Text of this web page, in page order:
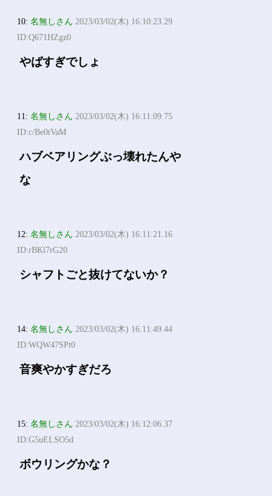
10:名無しさん 2023/03/02(木) 16:10:23.29
ID:Q671HZgz0
やばすぎでしょ
11:名無しさん 2023/03/02(木) 16:11:09.75
ID:c/Be0tVaM
ハブベアリングぶっ壊れたんや
な
12:名無しさん 2023/03/02(木) 16:11:21.16
ID:rBKl7rG20
シャフトごと抜けてないか？
14:名無しさん 2023/03/02(木) 16:11:49.44
ID:WQW47SPt0
音爽やかすぎだろ
15:名無しさん 2023/03/02(木) 16:12:06.37
ID:G5uELSO5d
ボウリングかな？